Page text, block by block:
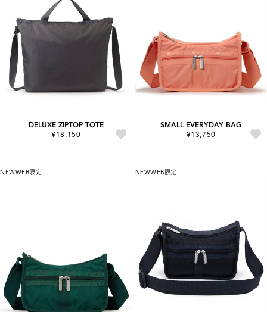
DELUXE ZIPTOP TOTE
¥18,150
SMALL EVERYDAY BAG
¥13,750
NEWWEB限定 NEWWEB限定